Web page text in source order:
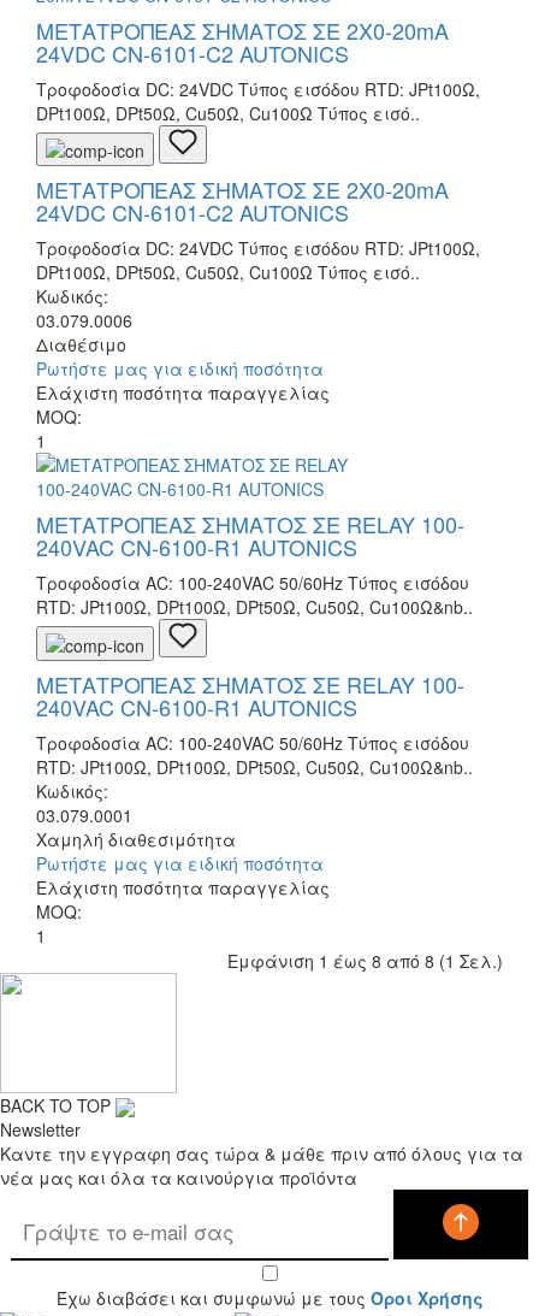
ΜΕΤΑΤΡΟΠΕΑΣ ΣΗΜΑΤΟΣ ΣΕ 2X0-20mA
24VDC CN-6101-C2 AUTONICS
Τροφοδοσία DC: 24VDC Τύπος εισόδου RTD: JPt100Ω,
DPt100Ω, DPt50Ω, Cu50Ω, Cu100Ω Τύπος εισό..
ΜΕΤΑΤΡΟΠΕΑΣ ΣΗΜΑΤΟΣ ΣΕ 2X0-20mA
24VDC CN-6101-C2 AUTONICS
Τροφοδοσία DC: 24VDC Τύπος εισόδου RTD: JPt100Ω,
DPt100Ω, DPt50Ω, Cu50Ω, Cu100Ω Τύπος εισό..
Κωδικός:
03.079.0006
Διαθέσιμο
Ρωτήστε μας για ειδική ποσότητα
Ελάχιστη ποσότητα παραγγελίας
MOQ:
1
ΜΕΤΑΤΡΟΠΕΑΣ ΣΗΜΑΤΟΣ ΣΕ RELAY 100-
240VAC CN-6100-R1 AUTONICS
Τροφοδοσία AC: 100-240VAC 50/60Hz Τύπος εισόδου
RTD: JPt100Ω, DPt100Ω, DPt50Ω, Cu50Ω, Cu100Ω&nb..
ΜΕΤΑΤΡΟΠΕΑΣ ΣΗΜΑΤΟΣ ΣΕ RELAY 100-
240VAC CN-6100-R1 AUTONICS
Τροφοδοσία AC: 100-240VAC 50/60Hz Τύπος εισόδου
RTD: JPt100Ω, DPt100Ω, DPt50Ω, Cu50Ω, Cu100Ω&nb..
Κωδικός:
03.079.0001
Χαμηλή διαθεσιμότητα
Ρωτήστε μας για ειδική ποσότητα
Ελάχιστη ποσότητα παραγγελίας
MOQ:
1
Εμφάνιση 1 έως 8 από 8 (1 Σελ.)
BACK TO TOP
Newsletter
Καντε την εγγραφη σας τώρα & μάθε πριν από όλους για τα
νέα μας και όλα τα καινούργια προϊόντα
Έχω διαβάσει και συμφωνώ με τους Όροι Χρήσης